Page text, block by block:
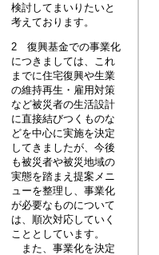
検討してまいりたいと
考えております。
2 復興基金での事業化
につきましては、これ
までに住宅復興や生業
の維持再生・雇用対策
など被災者の生活設計
に直接結びつくものな
どを中心に実施を決定
してきましたが、今後
も被災者や被災地域の
実態を踏まえ提案メニ
ューを整理し、事業化
が必要なものについて
は、順次対応していく
こととしています。
また、事業化を決定